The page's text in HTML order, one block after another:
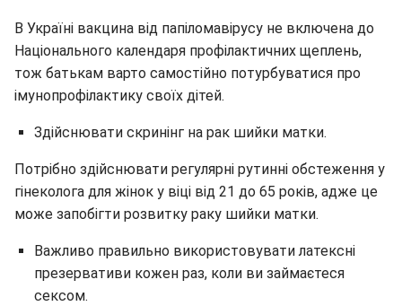
В Україні вакцина від папіломавірусу не включена до
Національного календаря профілактичних щеплень,
тож батькам варто самостійно потурбуватися про
імунопрофілактику своїх дітей.
Здійснювати скринінг на рак шийки матки.
Потрібно здійснювати регулярні рутинні обстеження у
гінеколога для жінок у віці від 21 до 65 років, адже це
може запобігти розвитку раку шийки матки.
Важливо правильно використовувати латексні
презервативи кожен раз, коли ви займаєтеся
сексом.